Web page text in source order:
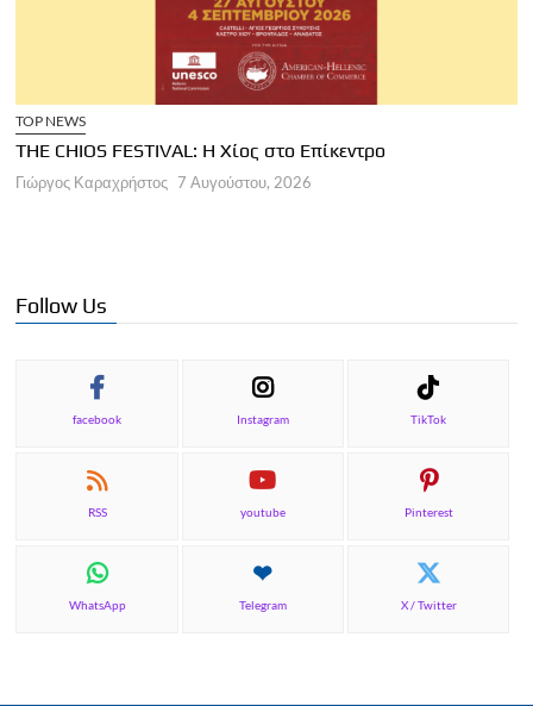
TOP NEWS
THE CHIOS FESTIVAL: Η Χίος στο Επίκεντρο
Γιώργος Καραχρήστος 7 Αυγούστου, 2026
Follow Us
facebook Instagram TikTok
RSS youtube Pinterest
WhatsApp Telegram X / Twitter